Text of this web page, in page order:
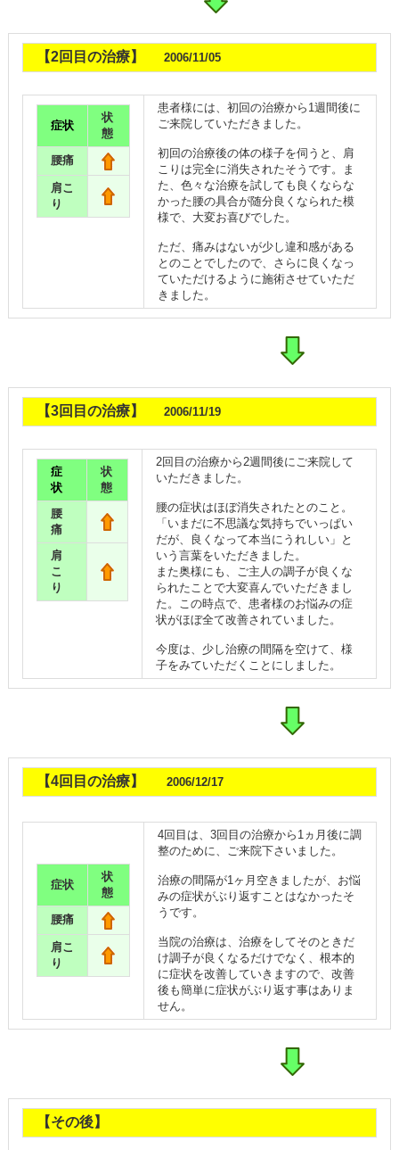
【2回目の治療】 2006/11/05
症状
状
態
腰痛
肩こ
り
患者様には、初回の治療から1週間後に
ご来院していただきました。
初回の治療後の体の様子を伺うと、肩
こりは完全に消失されたそうです。ま
た、色々な治療を試しても良くならな
かった腰の具合が随分良くなられた模
様で、大変お喜びでした。
ただ、痛みはないが少し違和感がある
とのことでしたので、さらに良くなっ
ていただけるように施術させていただ
きました。
【3回目の治療】 2006/11/19
症
状
状
態
腰
痛
肩
こ
り
2回目の治療から2週間後にご来院して
いただきました。
腰の症状はほぼ消失されたとのこと。
「いまだに不思議な気持ちでいっぱい
だが、良くなって本当にうれしい」と
いう言葉をいただきました。
また奥様にも、ご主人の調子が良くな
られたことで大変喜んでいただきまし
た。この時点で、患者様のお悩みの症
状がほぼ全て改善されていました。
今度は、少し治療の間隔を空けて、様
子をみていただくことにしました。
【4回目の治療】 2006/12/17
症状
状
態
腰痛
肩こ
り
4回目は、3回目の治療から1ヵ月後に調
整のために、ご来院下さいました。
治療の間隔が1ヶ月空きましたが、お悩
みの症状がぶり返すことはなかったそ
うです。
当院の治療は、治療をしてそのときだ
け調子が良くなるだけでなく、根本的
に症状を改善していきますので、改善
後も簡単に症状がぶり返す事はありま
せん。
【その後】